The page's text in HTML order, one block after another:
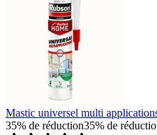
Mastic universel multi
35% de réduction35% de